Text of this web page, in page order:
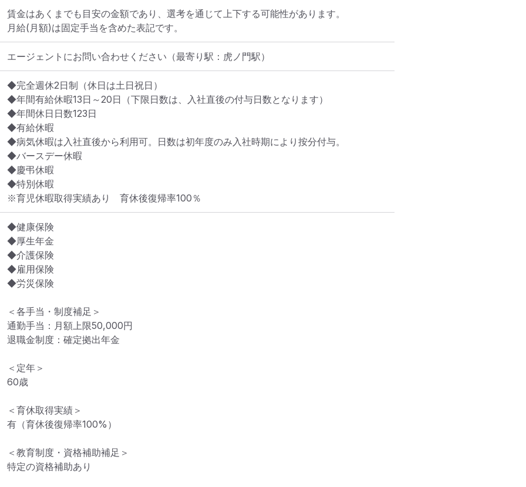
賃金はあくまでも目安の金額であり、選考を通じて上下する可能性があります。
月給(月額)は固定手当を含めた表記です。
エージェントにお問い合わせください （最寄り駅：虎ノ門駅）
◆完全週休2日制（休日は土日祝日）
◆年間有給休暇13日～20日（下限日数は、入社直後の付与日数となります）
◆年間休日日数123日
◆有給休暇
◆病気休暇は入社直後から利用可。日数は初年度のみ入社時期により按分付与。
◆バースデー休暇
◆慶弔休暇
◆特別休暇
※育児休暇取得実績あり　育休後復帰率100％
◆健康保険
◆厚生年金
◆介護保険
◆雇用保険
◆労災保険
＜各手当・制度補足＞
通勤手当：月額上限50,000円
退職金制度：確定拠出年金
＜定年＞
60歳
＜育休取得実績＞
有（育休後復帰率100%）
＜教育制度・資格補助補足＞
特定の資格補助あり